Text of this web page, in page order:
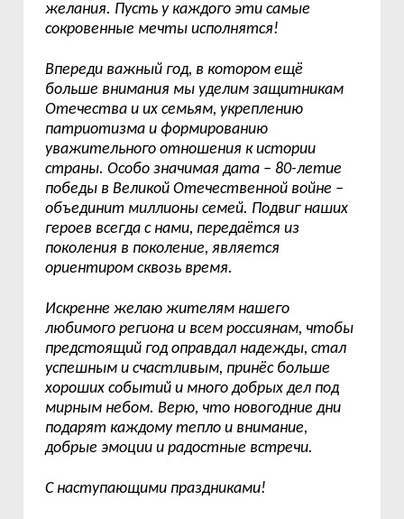
желания. Пусть у каждого эти самые
сокровенные мечты исполнятся!
Впереди важный год, в котором ещё
больше внимания мы уделим защитникам
Отечества и их семьям, укреплению
патриотизма и формированию
уважительного отношения к истории
страны. Особо значимая дата – 80-летие
победы в Великой Отечественной войне –
объединит миллионы семей. Подвиг наших
героев всегда с нами, передаётся из
поколения в поколение, является
ориентиром сквозь время.
Искренне желаю жителям нашего
любимого региона и всем россиянам, чтобы
предстоящий год оправдал надежды, стал
успешным и счастливым, принёс больше
хороших событий и много добрых дел под
мирным небом. Верю, что новогодние дни
подарят каждому тепло и внимание,
добрые эмоции и радостные встречи.
С наступающими праздниками!